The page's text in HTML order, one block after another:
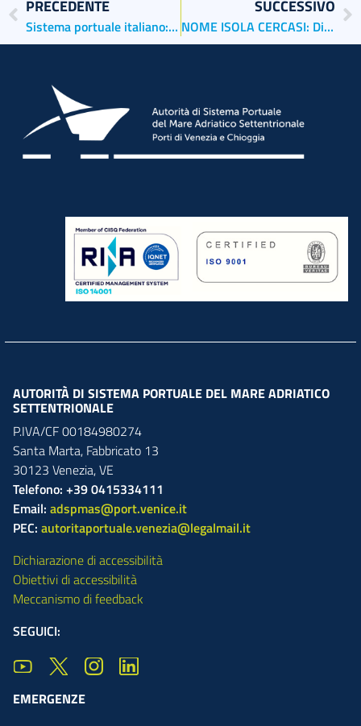
PRECEDENTE
Sistema portuale italiano: a Venezia l’assemblea degli associati di Assoporti
SUCCESSIVO
NOME ISOLA CERCASI: Diamo un nome alla nuova isola della laguna di Venezia!
AUTORITÀ DI SISTEMA PORTUALE DEL MARE ADRIATICO
SETTENTRIONALE
P.IVA/CF 00184980274
Santa Marta, Fabbricato 13
30123 Venezia,VE
Telefono: +39 0415334111
Email: adspmas@port.venice.it
PEC: autoritaportuale.venezia@legalmail.it
Dichiarazione di accessibilità
Obiettivi di accessibilità
Meccanismo di feedback
SEGUICI:
EMERGENZE